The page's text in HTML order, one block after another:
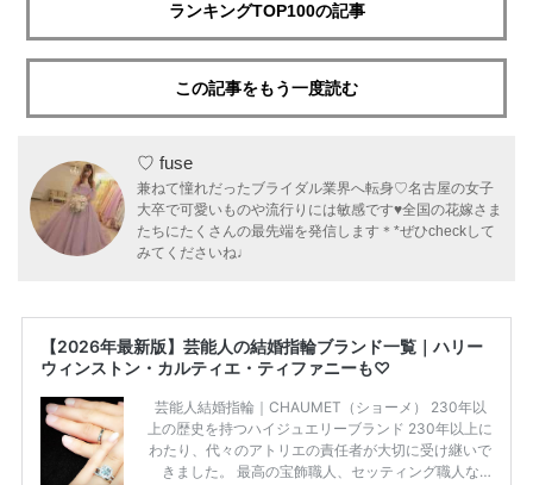
ランキングTOP100の記事
この記事をもう一度読む
♡ fuse
兼ねて憧れだったブライダル業界へ転身♡名古屋の女子
大卒で可愛いものや流行りには敏感です♥全国の花嫁さま
たちにたくさんの最先端を発信します＊*ぜひcheckして
みてくださいね♩
【2026年最新版】芸能人の結婚指輪ブランド一覧｜ハリー
ウィンストン・カルティエ・ティファニーも♡
芸能人結婚指輪｜CHAUMET（ショーメ） 230年以
上の歴史を持つハイジュエリーブランド 230年以上に
わたり、代々のアトリエの責任者が大切に受け継いで
きました。 最高の宝飾職人、セッティング職人な